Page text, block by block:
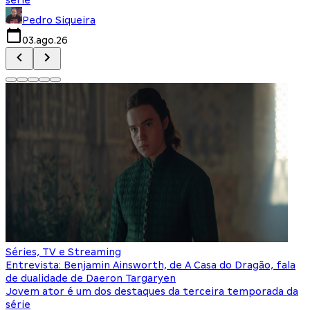
Pedro Siqueira
03.ago.26
Séries, TV e Streaming
Entrevista: Benjamin Ainsworth, de A Casa do Dragão, fala
de dualidade de Daeron Targaryen
Jovem ator é um dos destaques da terceira temporada da
série